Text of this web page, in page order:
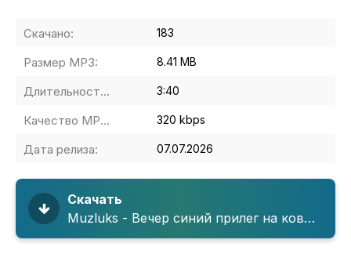
Скачано: 183
Размер MP3: 8.41 MB
Длительность MP3: 3:40
Качество MP3: 320 kbps
Дата релиза: 07.07.2026
Скачать
Muzluks - Вечер синий прилег на ковыль